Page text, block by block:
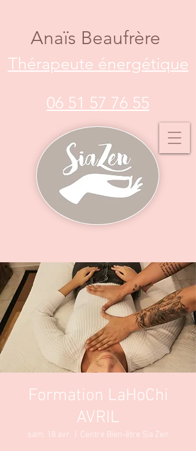
Anaïs Beaufrère
Thérapeute énergétique
06 51 57 76 55
Formation LaHoChi
AVRIL
sam. 18 avr.
  |
Centre Bien-être Sia Zen